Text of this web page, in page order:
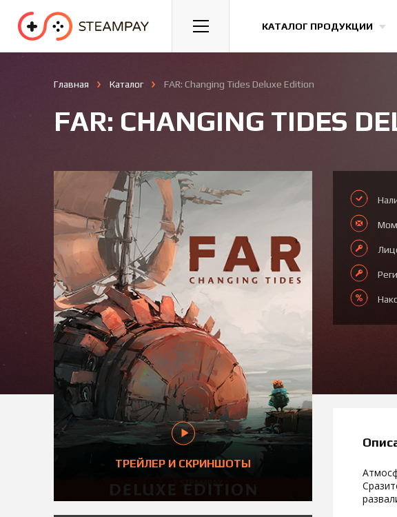
КАТАЛОГ ПРОДУКЦИИ
Спорт Гонки Казуальные Все игры
Главная Каталог FAR: Changing Tides Deluxe Edition
FAR: CHANGING TIDES
ТРЕЙЛЕР И СКРИНШОТЫ